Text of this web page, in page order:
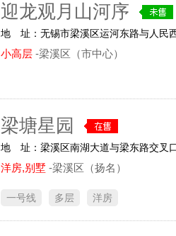
迎龙观月山河序
地 址：无锡市梁溪区运河东路与人民
小高层 -梁溪区（市中心）
梁塘星园
地 址：梁溪区南湖大道与梁东路交叉
洋房,别墅 -梁溪区（扬名）
一号线 多层 洋房